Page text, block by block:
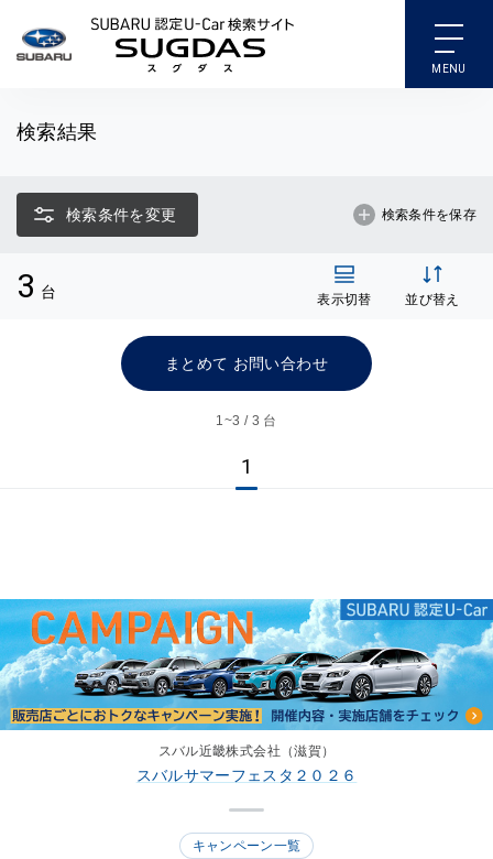
SUBARU 認定U-Car検索
検索結果
検索条件を変更 検索条件を保存
3 台 表示切替 並び替え
まとめて お問い合わせ
1~3 / 3 台
1
スバル近畿株式会社（滋賀）
スバルサマーフェスタ２０２６
キャンペーン一覧